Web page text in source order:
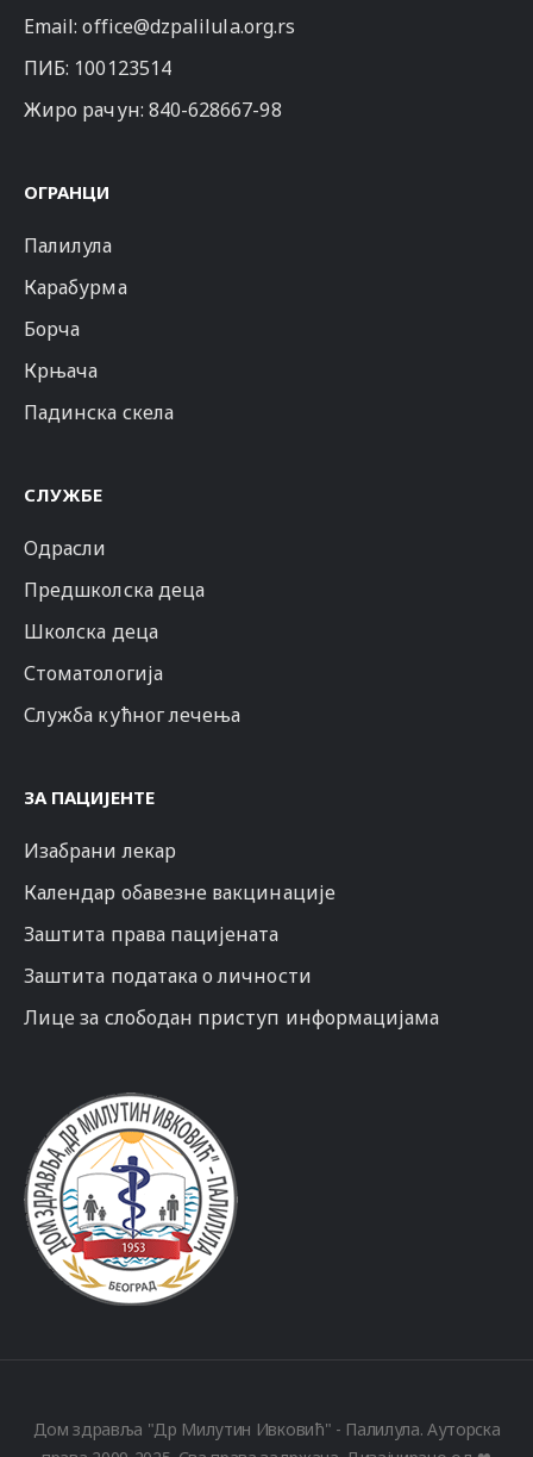
Email:office@dzpalilula.org.rs
ПИБ: 100123514
Жиро рачун: 840-628667-98
ОГРАНЦИ
Палилула
Карабурма
Борча
Крњача
Падинска скела
СЛУЖБЕ
Одрасли
Предшколска деца
Школска деца
Стоматологија
Служба кућног лечења
ЗА ПАЦИЈЕНТЕ
Изабрани лекар
Календар обавезне вакцинације
Заштита права пацијената
Заштита података о личности
Лице за слободан приступ информацијама
Дом здравља "Др Милутин Ивковић" - Палилула. Ауторска